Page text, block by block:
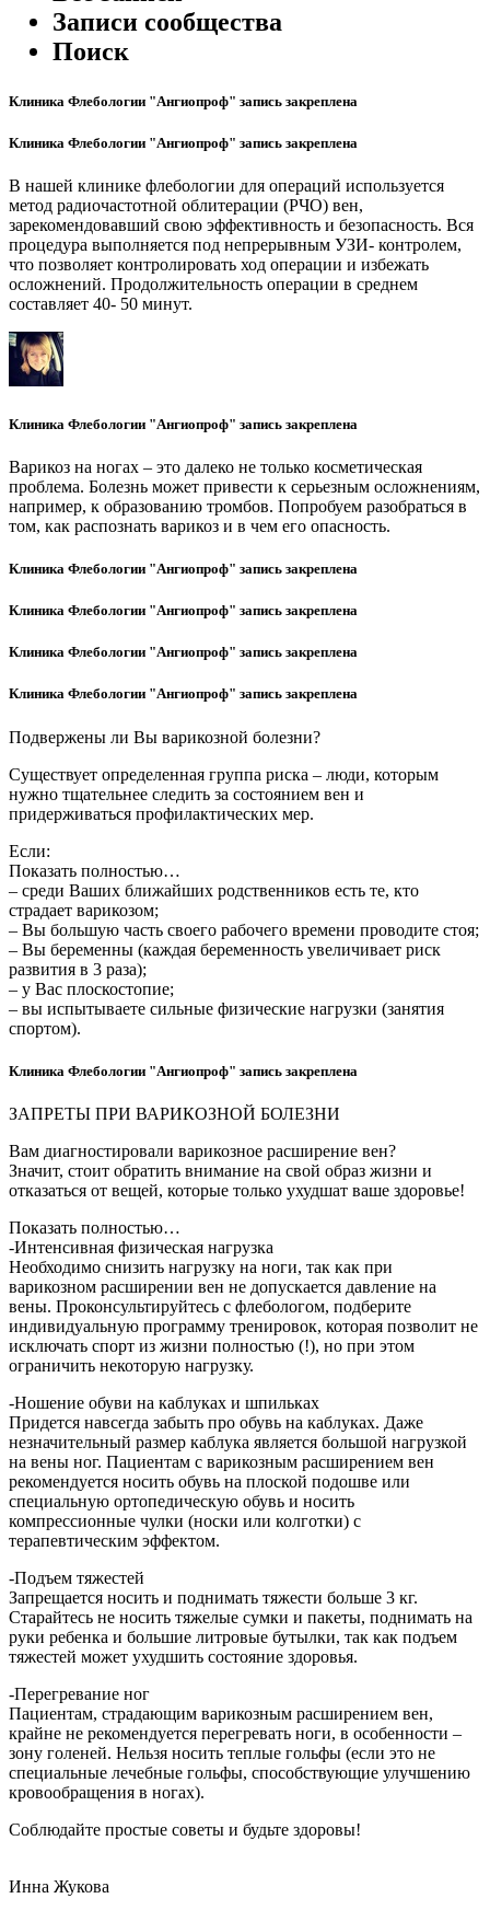
Записи сообщества
Поиск
Клиника Флебологии "Ангиопроф" запись закреплена
Клиника Флебологии "Ангиопроф" запись закреплена
В нашей клинике флебологии для операций используется
метод радиочастотной облитерации (РЧО) вен,
зарекомендовавший свою эффективность и безопасность. Вся
процедура выполняется под непрерывным УЗИ- контролем,
что позволяет контролировать ход операции и избежать
осложнений. Продолжительность операции в среднем
составляет 40- 50 минут.
Клиника Флебологии "Ангиопроф" запись закреплена
Варикоз на ногах – это далеко не только косметическая
проблема. Болезнь может привести к серьезным осложнениям,
например, к образованию тромбов. Попробуем разобраться в
том, как распознать варикоз и в чем его опасность.
Клиника Флебологии "Ангиопроф" запись закреплена
Клиника Флебологии "Ангиопроф" запись закреплена
Клиника Флебологии "Ангиопроф" запись закреплена
Клиника Флебологии "Ангиопроф" запись закреплена
Подвержены ли Вы варикозной болезни?
Существует определенная группа риска – люди, которым
нужно тщательнее следить за состоянием вен и
придерживаться профилактических мер.
Если:
Показать полностью…
– среди Ваших ближайших родственников есть те, кто
страдает варикозом;
– Вы большую часть своего рабочего времени проводите стоя;
– Вы беременны (каждая беременность увеличивает риск
развития в 3 раза);
– у Вас плоскостопие;
– вы испытываете сильные физические нагрузки (занятия
спортом).
Клиника Флебологии "Ангиопроф" запись закреплена
ЗАПРЕТЫ ПРИ ВАРИКОЗНОЙ БОЛЕЗНИ
Вам диагностировали варикозное расширение вен?
Значит, стоит обратить внимание на свой образ жизни и
отказаться от вещей, которые только ухудшат ваше здоровье!
Показать полностью…
-Интенсивная физическая нагрузка
Необходимо снизить нагрузку на ноги, так как при
варикозном расширении вен не допускается давление на
вены. Проконсультируйтесь с флебологом, подберите
индивидуальную программу тренировок, которая позволит не
исключать спорт из жизни полностью (!), но при этом
ограничить некоторую нагрузку.
-Ношение обуви на каблуках и шпильках
Придется навсегда забыть про обувь на каблуках. Даже
незначительный размер каблука является большой нагрузкой
на вены ног. Пациентам с варикозным расширением вен
рекомендуется носить обувь на плоской подошве или
специальную ортопедическую обувь и носить
компрессионные чулки (носки или колготки) с
терапевтическим эффектом.
-Подъем тяжестей
Запрещается носить и поднимать тяжести больше 3 кг.
Старайтесь не носить тяжелые сумки и пакеты, поднимать на
руки ребенка и большие литровые бутылки, так как подъем
тяжестей может ухудшить состояние здоровья.
-Перегревание ног
Пациентам, страдающим варикозным расширением вен,
крайне не рекомендуется перегревать ноги, в особенности –
зону голеней. Нельзя носить теплые гольфы (если это не
специальные лечебные гольфы, способствующие улучшению
кровообращения в ногах).
Соблюдайте простые советы и будьте здоровы!
Инна Жукова